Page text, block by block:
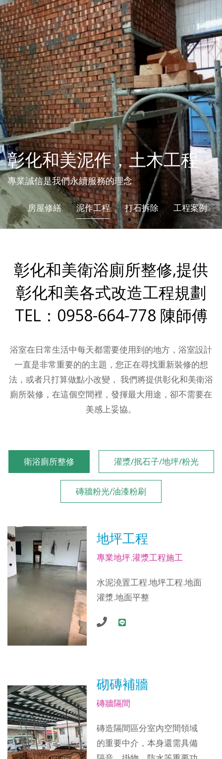
彰化和美泥作，土木工程
專業誠信是我們永續服務的理念
房屋修繕 泥作工程 打石拆除 工程案例
彰化和美衛浴廁所整修,提供
彰化和美各式改造工程規劃
TEL：0958-664-778 陳師傅
浴室在日常生活中每天都需要使用到的地方，浴室設計
一直是非常重要的的主題，您正在尋找重新裝修的想
法，或者只打算做點小改變， 我們將提供彰化和美衛浴
廁所裝修，在這個空間裡，發揮最大用途，卻不需要在
美感上妥協。
衛浴廁所整修 灌漿/抿石子/地坪/粉光
磚牆粉光/油漆粉刷
地坪工程
專業地坪.灌漿工程施工
水泥澆置工程.地坪工程.地面
灌漿.地面平整
砌磚補牆
磚牆隔間
磚造隔間區分室內空間領域
的重要中介，本身還需具備